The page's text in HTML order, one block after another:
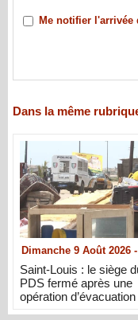
Me notifier l'arrivée
Dans la même
Dimanche 9 Août 2026
Saint-Louis : le siège
PDS fermé après une
opération d’évacuation